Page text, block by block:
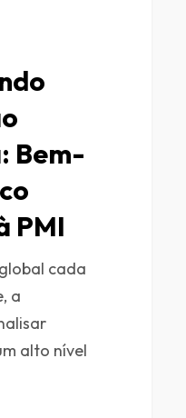
Bem-
PMI
cada
a
alto nível